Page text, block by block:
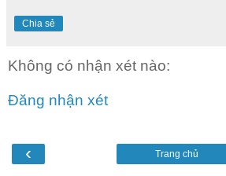
Chia sẻ
Không có nhận xét nào:
Đăng nhận xét
‹ Trang chủ